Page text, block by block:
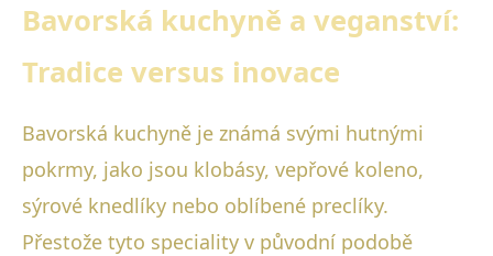
Bavorská kuchyně a veganství:
Tradice versus inovace
Bavorská kuchyně je známá svými hutnými
pokrmy, jako jsou klobásy, vepřové koleno,
sýrové knedlíky nebo oblíbené preclíky.
Přestože tyto speciality v původní podobě